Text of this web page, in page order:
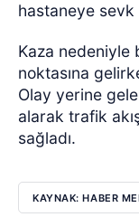
hastaneye sevk
Kaza
noktasına
Olay yerine
alarak trafik
sağladı.
KAYNAK: HABER